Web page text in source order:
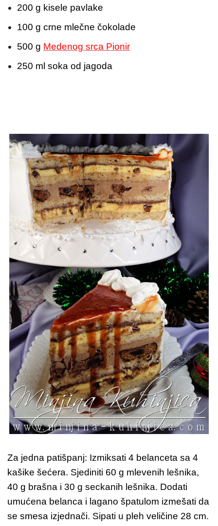
200 g kisele pavlake
100 g crne mlečne čokolade
500 g Medenog srca Pionir
250 ml soka od jagoda
Za jedna patišpanj: Izmiksati 4 belanceta sa 4
kašike šećera. Sjediniti 60 g mlevenih lešnika,
40 g brašna i 30 g seckanih lešnika. Dodati
umućena belanca i lagano špatulom izmešati da
se smesa izjednači. Sipati u pleh veličine 28 cm.